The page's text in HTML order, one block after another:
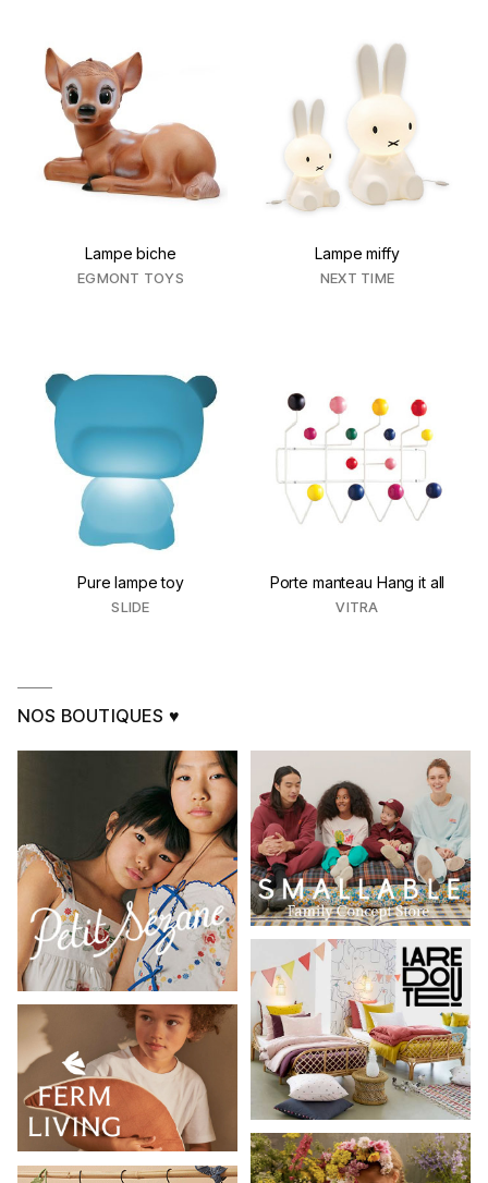
Lampe biche
EGMONT TOYS
Lampe miffy
NEXT TIME
Pure lampe toy
SLIDE
Porte manteau Hang it all
VITRA
NOS BOUTIQUES ♥